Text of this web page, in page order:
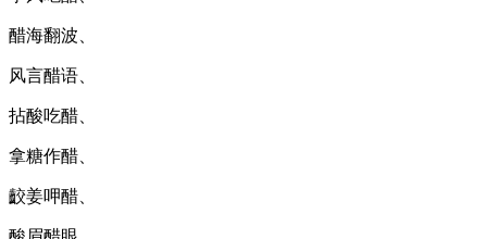
醋海翻波、
风言醋语、
拈酸吃醋、
拿糖作醋、
齩姜呷醋、